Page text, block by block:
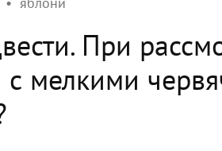
При
с мелкими